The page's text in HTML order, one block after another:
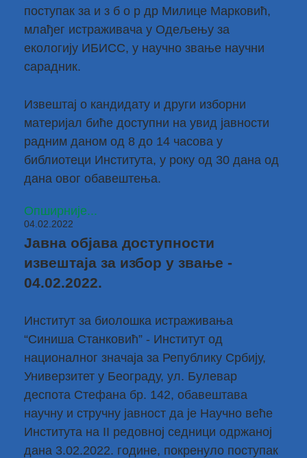
поступак за и з б о р др Милице Марковић,
млађег истраживача у Одељењу за
екологију ИБИСС, у научно звање научни
сарадник.
Извештај о кандидату и други изборни
материјал биће доступни на увид јавности
радним даном од 8 до 14 часова у
библиотеци Института, у року од 30 дана од
дана овог обавештења.
Опширније...
04.02.2022
Јавна објава доступности
извештаја за избор у звање -
04.02.2022.
Институт за биолошка истраживања
“Синиша Станковић” - Институт од
националног значаја за Републику Србију,
Универзитет у Београду, ул. Булевар
деспота Стефана бр. 142, обавештава
научну и стручну јавност да је Научно веће
Института на II редовној седници одржаној
дана 3.02.2022. године, покренуло поступак